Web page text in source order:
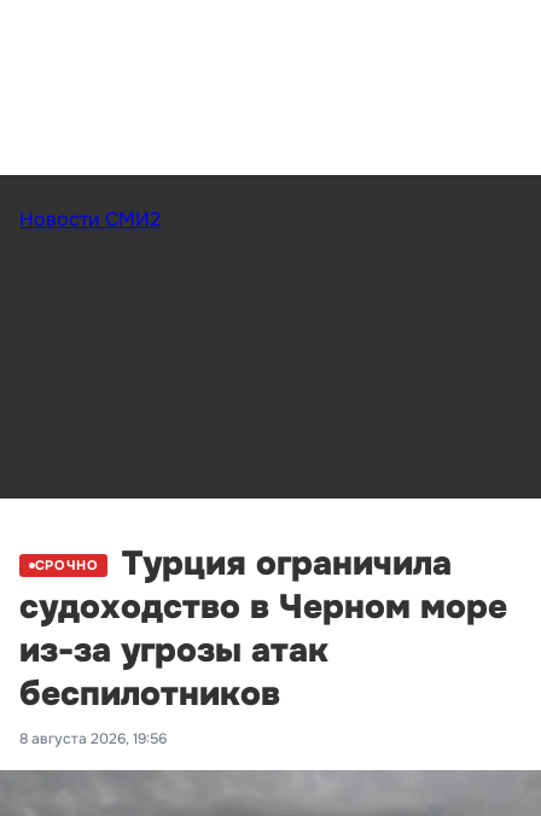
Новости СМИ2
СРОЧНО
Турция ограничила
судоходство в Черном море
из-за угрозы атак
беспилотников
8 августа 2026, 19:56